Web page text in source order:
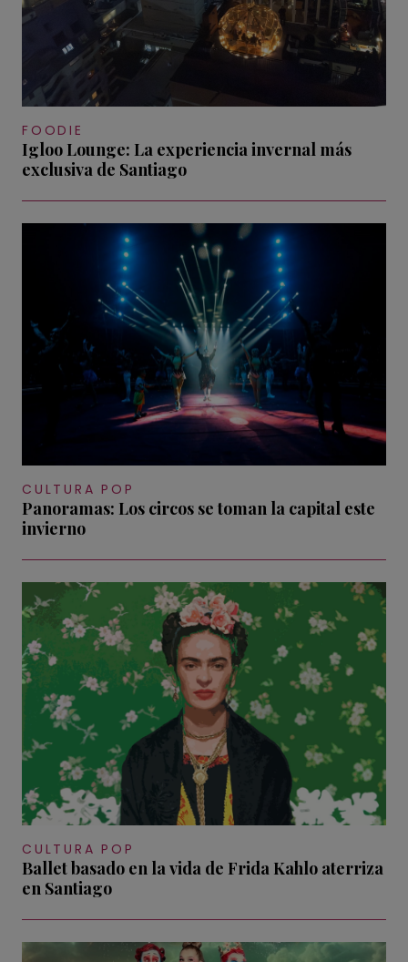
FOODIE
Igloo Lounge: La experiencia invernal más
exclusiva de Santiago
CULTURA POP
Panoramas: Los circos se toman la capital este
invierno
CULTURA POP
Ballet basado en la vida de Frida Kahlo aterriza
en Santiago